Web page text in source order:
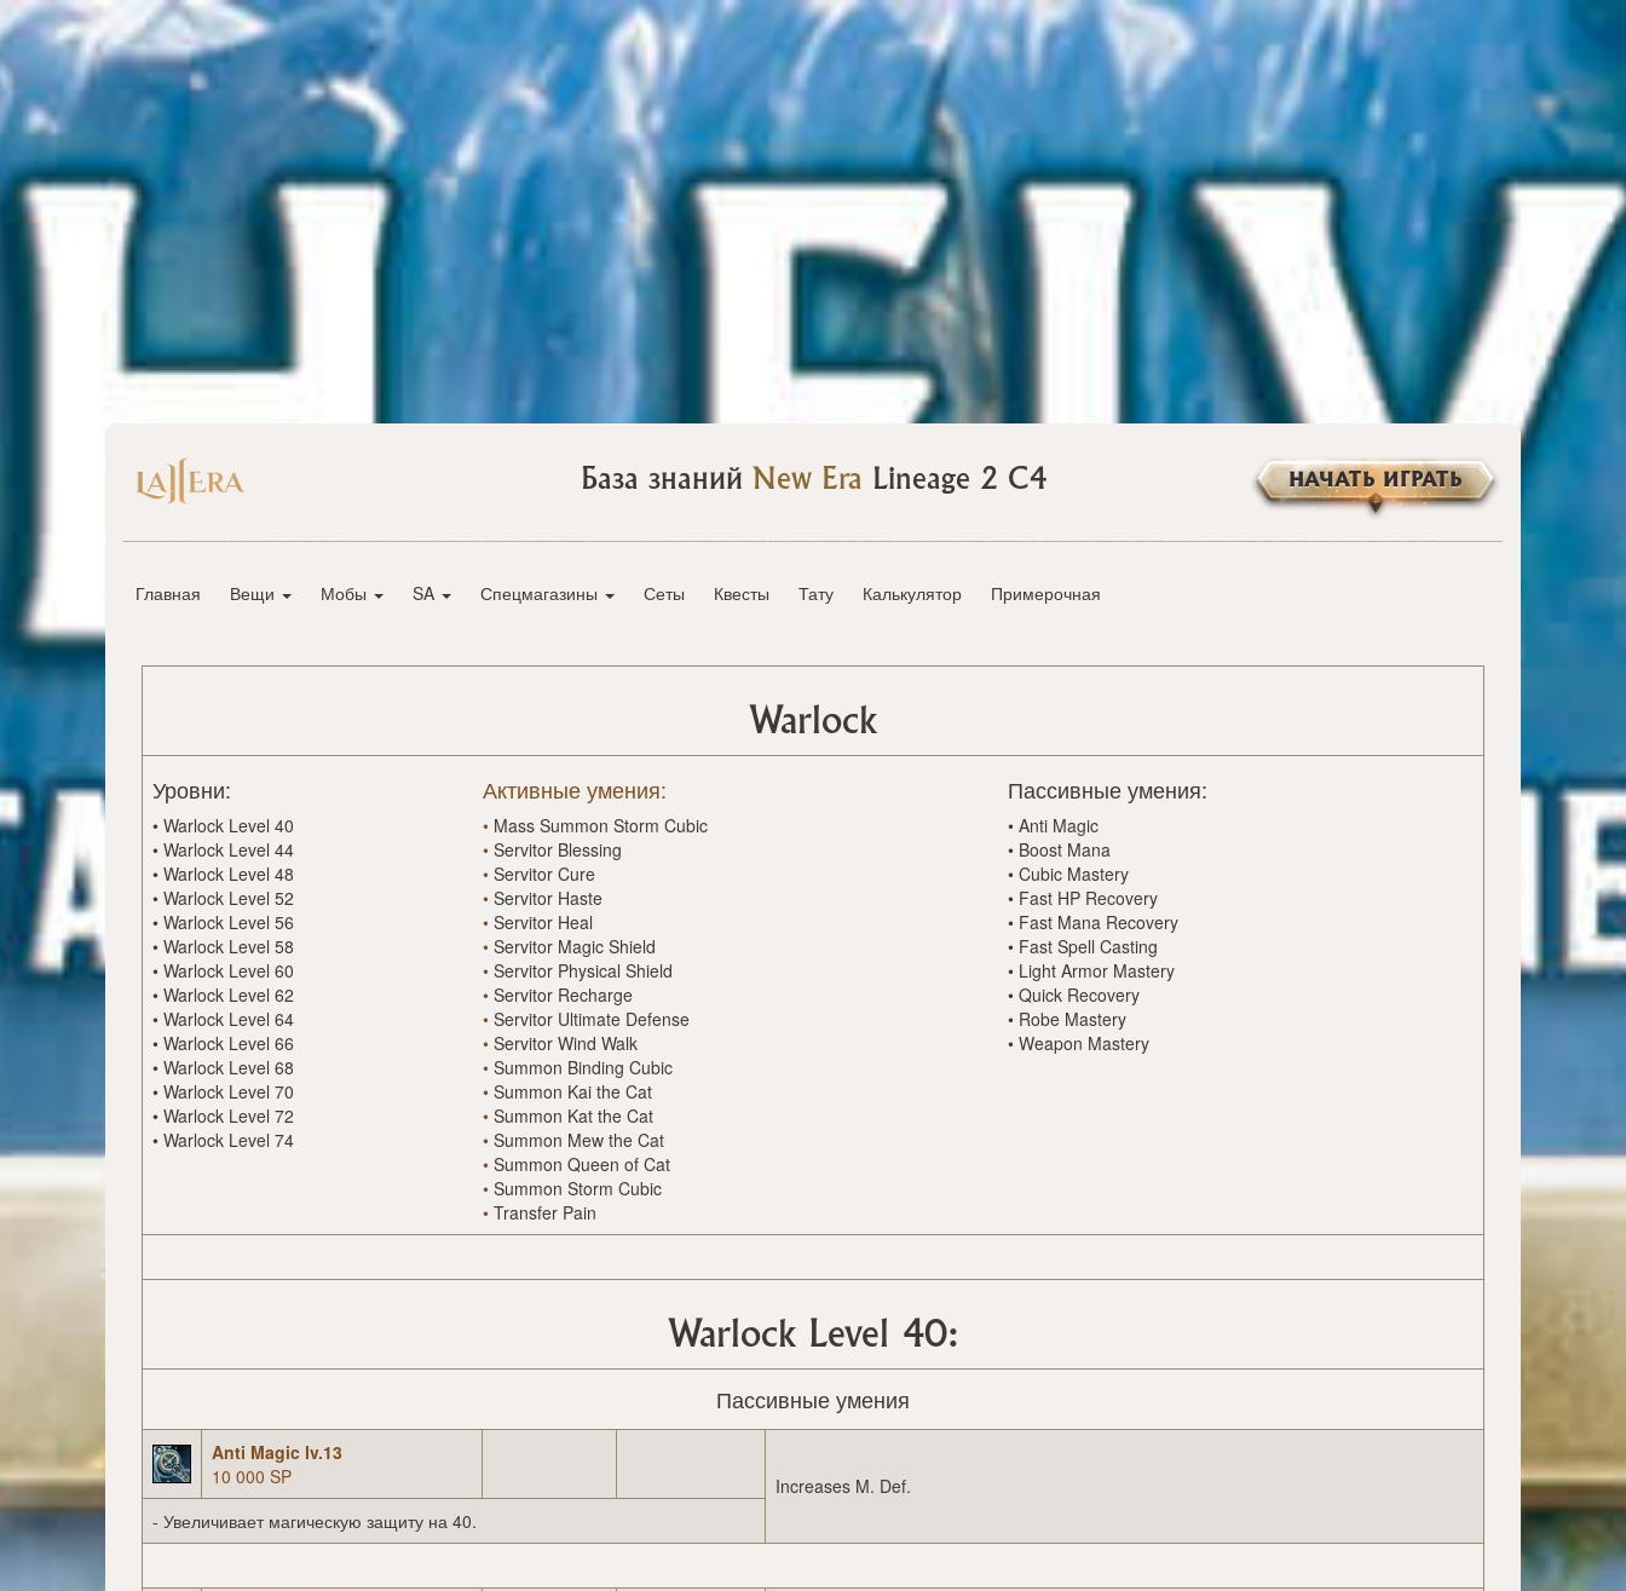
База знаний New Era Lineage 2 C4 НАЧАТЬ ИГРАТЬ
Главная Вещи Мобы SA Спецмагазины Сеты Квесты Тату Калькулятор Примерочная
Warlock
Уровни:
• Warlock Level 40
• Warlock Level 44
• Warlock Level 48
• Warlock Level 52
• Warlock Level 56
• Warlock Level 58
• Warlock Level 60
• Warlock Level 62
• Warlock Level 64
• Warlock Level 66
• Warlock Level 68
• Warlock Level 70
• Warlock Level 72
• Warlock Level 74
Активные умения:
• Mass Summon Storm Cubic
• Servitor Blessing
• Servitor Cure
• Servitor Haste
• Servitor Heal
• Servitor Magic Shield
• Servitor Physical Shield
• Servitor Recharge
• Servitor Ultimate Defense
• Servitor Wind Walk
• Summon Binding Cubic
• Summon Kai the Cat
• Summon Kat the Cat
• Summon Mew the Cat
• Summon Queen of Cat
• Summon Storm Cubic
• Transfer Pain
Пассивные умения:
• Anti Magic
• Boost Mana
• Cubic Mastery
• Fast HP Recovery
• Fast Mana Recovery
• Fast Spell Casting
• Light Armor Mastery
• Quick Recovery
• Robe Mastery
• Weapon Mastery
Warlock Level 40:
Пассивные умения
Anti Magic lv.13
10 000 SP
Increases M. Def.
- Увеличивает магическую защиту на 40.